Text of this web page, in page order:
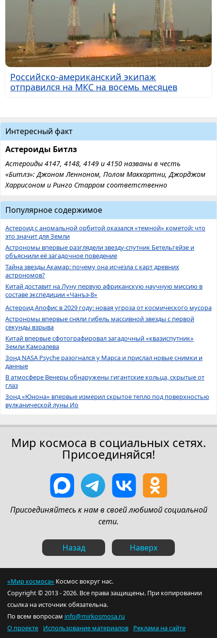
Российско-американский экипаж
отправился на МКС на восемь месяцев
Интересный факт
Астероиды Битлз
Астероиды 4147, 4148, 4149 и 4150 названы в честь
«Битлз»: Джоном Ленноном, Полом Маккартни, Джорджом
Харрисоном и Ринго Старром соответственно
Популярное содержимое
Астероид с аномальной орбитой оказался «темной» кометой: что
это значит для Земли
Астрономы впервые разглядели звезду-спутник Бетельгейзе и
объяснили её загадочное поведение
Тайна звезды Акамар: почему она исчезла с карт древних
астрономов?
Китай доставит на Луну первую африканскую научную миссию в
составе экспедиции «Чанъэ-8»
Астероид Апофис в 2029 году: новая угроза от космического мусора
Астрономы впервые сняли гибель массивной звезды с первой
секунды взрыва
Китай впервые сфотографировал загадочный «квазиспутник»
Земли Камоалева
Зонд NASA Psyche разогнался у Марса и прислал новые снимки и
данные
В атмосфере Венеры обнаружены гигантские кольца, скрытые от
глаз
Зонд «Юнона» впервые измерил скрытое тепло под поверхностью
вулканической луны Ио
Мир космоса в социальных сетях.
Присоединяйся!
Присоединяйтесь к нам в своей любимой социальной
сети.
Назад Наверх
«Мир космоса» Космос вокруг нас.
Copyright © 2013 - 2026. Все права защищены. При копировании
ссылка на источник обязательна.
По всем вопросам info@mirkosmosa.ru
О проекте
Использование материалов Реклама на сайте